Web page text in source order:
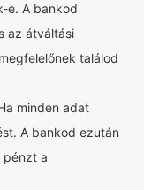
e. A bankod
az átváltási
találod
minden adat
A bankod ezután
pénzt a